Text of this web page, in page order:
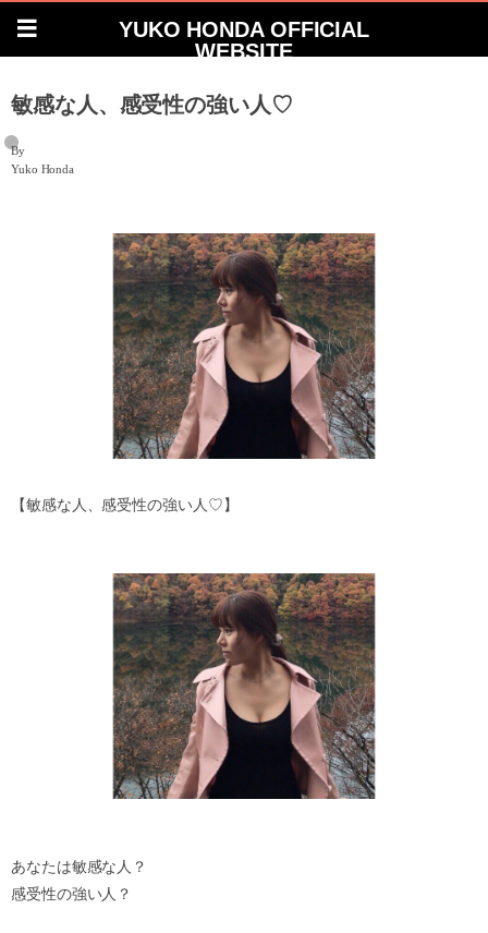
YUKO HONDA OFFICIAL
WEBSITE
敏感な人、感受性の強い人♡
By
Yuko Honda
【敏感な人、感受性の強い人♡】
あなたは敏感な人？
感受性の強い人？